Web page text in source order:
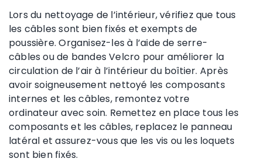
Lors du nettoyage de l’intérieur, vérifiez que tous
les câbles sont bien fixés et exempts de
poussière. Organisez-les à l’aide de serre-
câbles ou de bandes Velcro pour améliorer la
circulation de l’air à l’intérieur du boîtier. Après
avoir soigneusement nettoyé les composants
internes et les câbles, remontez votre
ordinateur avec soin. Remettez en place tous les
composants et les câbles, replacez le panneau
latéral et assurez-vous que les vis ou les loquets
sont bien fixés.